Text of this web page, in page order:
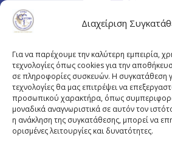
Διαχείριση
Για να παρέχουμε την καλύτερη εμπειρία,
τεχνολογίες όπως cookies για την
σε πληροφορίες συσκευών. Η συγκατάθεση
τεχνολογίες θα μας επιτρέψει να
προσωπικού χαρακτήρα, όπως
μοναδικά αναγνωριστικά σε αυτόν τον
η ανάκληση της συγκατάθεσης, μπορεί να
ορισμένες λειτουργίες και δυνατότητες.
Πλουτάρχου 3, 10675
Email επικοινωνίας: